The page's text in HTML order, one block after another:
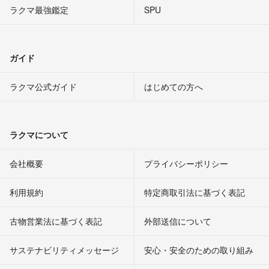
ラクマ最強鑑定
SPU
ガイド
ラクマ公式ガイド はじめての方へ
ラクマについて
会社概要 プライバシーポリシー
利用規約 特定商取引法に基づく表記
古物営業法に基づく表記 外部送信について
サステナビリティメッセージ 安心・安全のための取り組み